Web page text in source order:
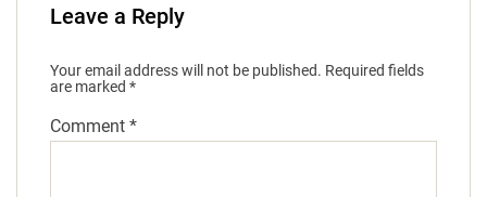
Leave a Reply
Your email address will not be published. Required fields
are marked *
Comment *